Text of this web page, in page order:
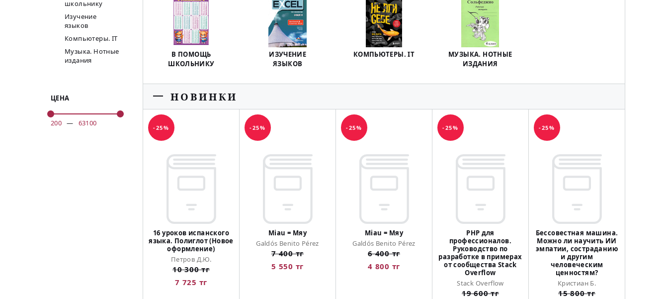
школьнику
Изучение
языков
Компьютеры. IT
Музыка. Нотные
издания
ЦЕНА
200 — 63100
В ПОМОЩЬ
ШКОЛЬНИКУ
ИЗУЧЕНИЕ
ЯЗЫКОВ
КОМПЬЮТЕРЫ. IT
МУЗЫКА. НОТНЫЕ
ИЗДАНИЯ
НОВИНКИ
-25%
16 уроков испанского
языка. Полиглот (Новое
оформление)
Петров Д.Ю.
10 300 тг
7 725 тг
-25%
Miau = Мяу
Galdós Benito Pérez
7 400 тг
5 550 тг
-25%
Miau = Мяу
Galdós Benito Pérez
6 400 тг
4 800 тг
-25%
PHP для
профессионалов.
Руководство по
разработке в примерах
от сообщества Stack
Overflow
Stack Overflow
19 600 тг
-25%
Бессовестная машина.
Можно ли научить ИИ
эмпатии, состраданию
и другим
человеческим
ценностям?
Кристиан Б.
15 800 тг